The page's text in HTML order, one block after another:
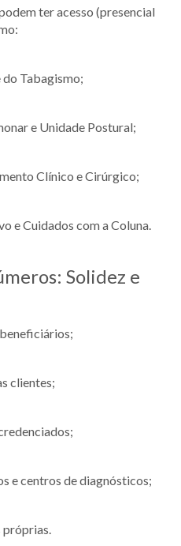
ter acesso (presencial
Tabagismo;
e Unidade Postural;
Clínico e Cirúrgico;
e Cuidados com a Coluna.
Solidez e
clientes;
e centros de diagnósticos;
próprias.